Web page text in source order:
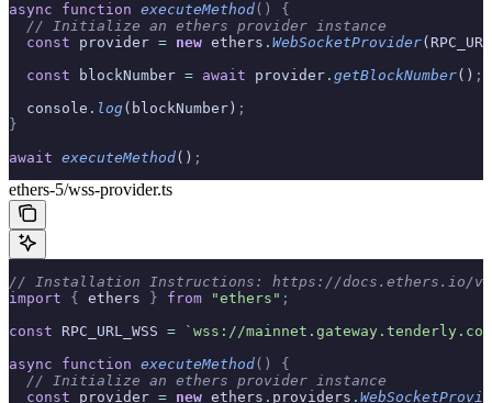
async function executeMethod()
{
  // Initialize an ethers provider instance
  const
provider = new ethers . WebSocketProvider
  const
blockNumber = await provider . getBlockNumber() ;
  console
. log(blockNumber) ;
}
await executeMethod() ;
ethers-5/wss-provider.ts
// Installation Instructions: https://docs.ethers.io/
import { ethers } from "ethers" ;
const RPC_URL_WSS = `wss://mainnet.gateway.tenderly.co/
async function executeMethod()
{
  // Initialize an ethers provider instance
  const
provider = new ethers . providers .